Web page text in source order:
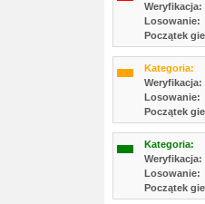
Weryfikacja:
Losowanie:
Początek
Kategoria:
Weryfikacja:
Losowanie:
Początek
Kategoria:
Weryfikacja:
Losowanie:
Początek